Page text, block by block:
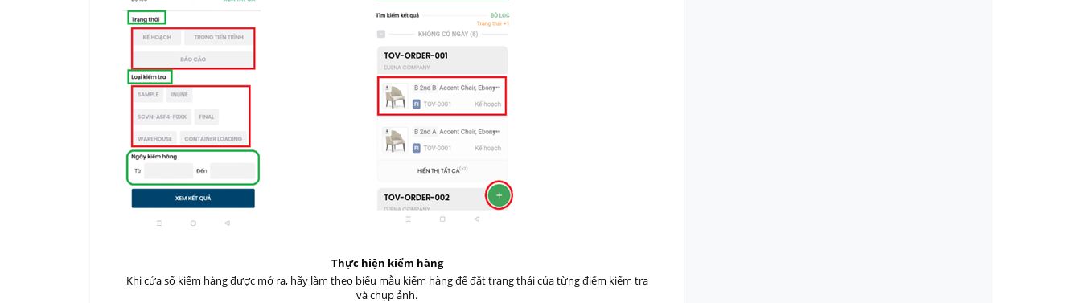
Thực hiện kiểm hàng
Khi cửa sổ kiểm hàng được mở ra, hãy làm theo biểu mẫu kiểm hàng để đặt trạng thái của từng điểm kiểm tra
và chụp ảnh.